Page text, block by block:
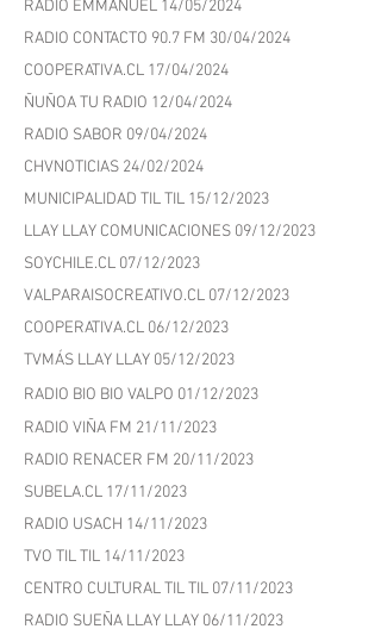
RADIO LA CLAVE 15/05/2024
RADIO EMMANUEL 14/05/2024
RADIO CONTACTO 90.7 FM 30/04/2024
COOPERATIVA.CL 17/04/2024
ÑUÑOA TU RADIO 12/04/2024
RADIO SABOR 09/04/2024
CHVNOTICIAS 24/02/2024
MUNICIPALIDAD TIL TIL 15/12/2023
LLAY LLAY COMUNICACIONES 09/12/2023
SOYCHILE.CL 07/12/2023
VALPARAISOCREATIVO.CL 07/12/2023
COOPERATIVA.CL 06/12/2023
TVMÁS LLAY LLAY 05/12/2023
RADIO BIO BIO VALPO 01/12/2023
RADIO VIÑA FM 21/11/2023
RADIO RENACER FM 20/11/2023
SUBELA.CL 17/11/2023
RADIO USACH 14/11/2023
TVO TIL TIL 14/11/2023